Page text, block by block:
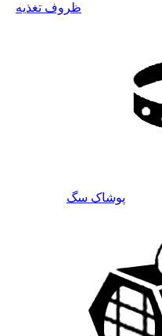
ظروف تغذیه
پوشاک سگ